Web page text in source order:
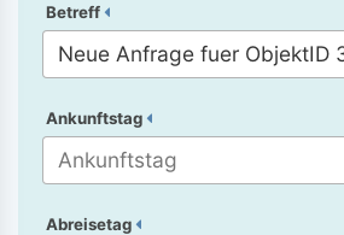
Betreff
Ankunftstag
Abreisetag